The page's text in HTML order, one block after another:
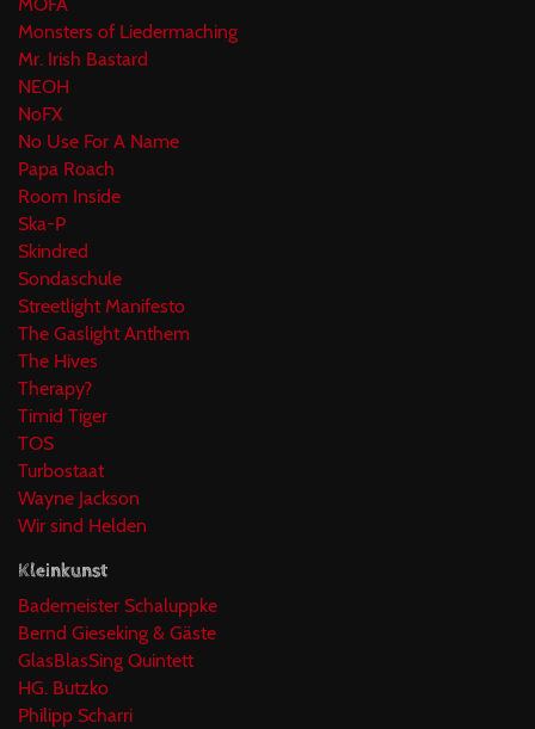
Monsters of Liedermaching
Mr. Irish Bastard
NEOH
NoFX
No Use For A Name
Papa Roach
Room Inside
Ska-P
Skindred
Sondaschule
Streetlight Manifesto
The Gaslight Anthem
The Hives
Therapy?
Timid Tiger
TOS
Turbostaat
Wayne Jackson
Wir sind Helden
Kleinkunst
Bademeister Schaluppke
Bernd Gieseking & Gäste
GlasBlasSing Quintett
HG. Butzko
Philipp Scharri